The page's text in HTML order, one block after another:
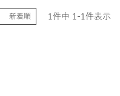
新着順 1 件中 1 -1 件表示